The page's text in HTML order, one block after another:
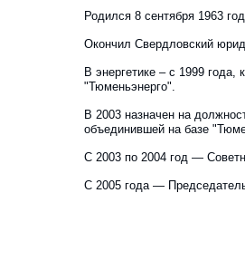
Родился 8 сентября 1963
Окончил Свердловский
В энергетике – с 1999
"Тюменьэнерго".
В 2003 назначен на
объединившей на базе
С 2003 по 2004 год —
С 2005 года —